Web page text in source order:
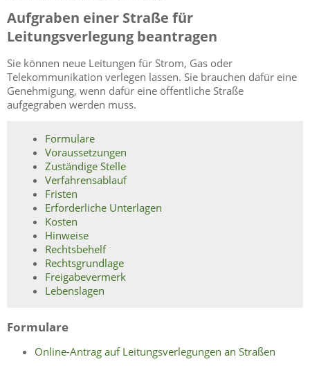
Aufgraben einer Straße für
Leitungsverlegung beantragen
Sie können neue Leitungen für Strom, Gas oder
Telekommunikation verlegen lassen. Sie brauchen dafür eine
Genehmigung, wenn dafür eine öffentliche Straße
aufgegraben werden muss.
Formulare
Voraussetzungen
Zuständige Stelle
Verfahrensablauf
Fristen
Erforderliche Unterlagen
Kosten
Hinweise
Rechtsbehelf
Rechtsgrundlage
Freigabevermerk
Lebenslagen
Formulare
Online-Antrag auf Leitungsverlegungen an Straßen